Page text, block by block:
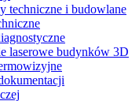
techniczne i budowlane
laserowe budynków 3D